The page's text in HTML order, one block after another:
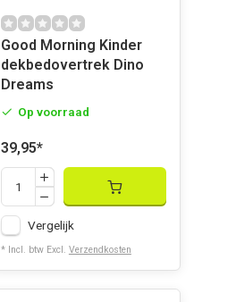
Good Morning Kinder
dekbedovertrek Dino
Dreams
Op voorraad
39,95*
Vergelijk
* Incl. btw Excl. Verzendkosten